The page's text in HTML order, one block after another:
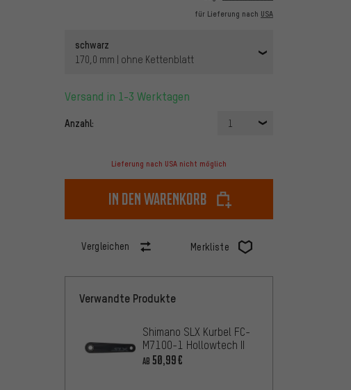
für Lieferung nach USA
schwarz
170,0 mm | ohne Kettenblatt
Versand in 1-3 Werktagen
Anzahl: 1
Lieferung nach USA nicht möglich
In den Warenkorb
Vergleichen Merkliste
Verwandte Produkte
Shimano SLX Kurbel FC-
M7100-1 Hollowtech II
AB 50,99€